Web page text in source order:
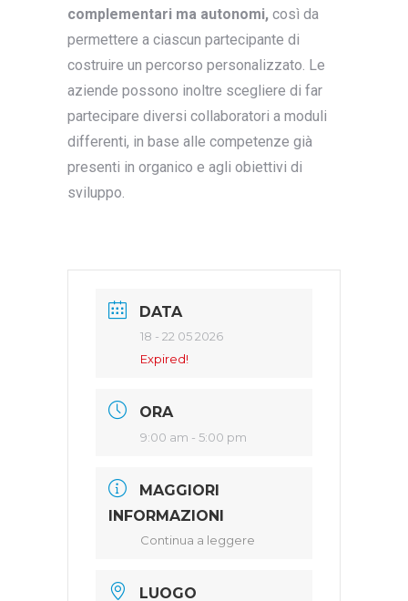
complementari ma autonomi, così da
permettere a ciascun partecipante di
costruire un percorso personalizzato. Le
aziende possono inoltre scegliere di far
partecipare diversi collaboratori a moduli
differenti, in base alle competenze già
presenti in organico e agli obiettivi di
sviluppo.
DATA
18 - 22 05 2026
Expired!
ORA
9:00 am - 5:00 pm
MAGGIORI
INFORMAZIONI
Continua a leggere
LUOGO